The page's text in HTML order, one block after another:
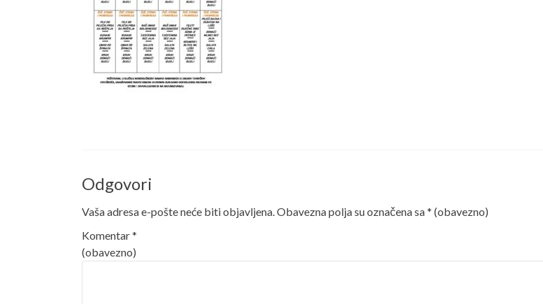
Odgovori
Vaša adresa e-pošte neće biti objavljena.Obavezna polja su označena sa* (obavezno)
Komentar*
(obavezno)